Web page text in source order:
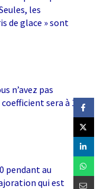
les
de glace » sont
n’avez pas
sera à 1
pendant au
qui est